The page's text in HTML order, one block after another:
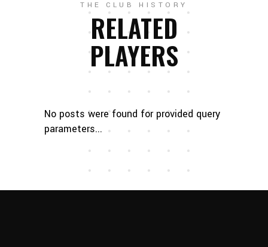
THE CLUB HISTORY
RELATED
PLAYERS
No posts were found for provided query
parameters...